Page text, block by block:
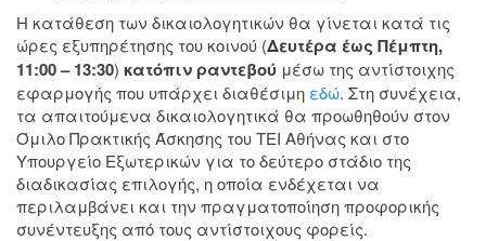
Η κατάθεση των δικαιολογητικών θα γίνεται κατά τις
ώρες εξυπηρέτησης του κοινού (Δευτέρα έως Πέμπτη,
11:00 – 13:30) κατόπιν ραντεβού μέσω της αντίστοιχης
εφαρμογής που υπάρχει διαθέσιμη εδώ. Στη συνέχεια,
τα απαιτούμενα δικαιολογητικά θα προωθηθούν στον
Όμιλο Πρακτικής Άσκησης του ΤΕΙ Αθήνας και στο
Υπουργείο Εξωτερικών για το δεύτερο στάδιο της
διαδικασίας επιλογής, η οποία ενδέχεται να
περιλαμβάνει και την πραγματοποίηση προφορικής
συνέντευξης από τους αντίστοιχους φορείς.